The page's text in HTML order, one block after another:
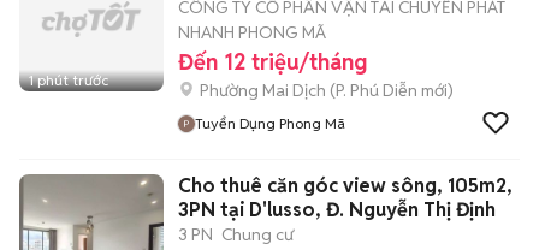
1 phút trước
CÔNG TY CỔ PHẦN VẬN TẢI CHUYỂN PHÁT
NHANH PHONG MÃ
Đến 12 triệu/tháng
Phường Mai Dịch (P. Phú Diễn mới)
Tuyển Dụng Phong Mã
Cho thuê căn góc view sông, 105m2,
3PN tại D'lusso, Đ. Nguyễn Thị Định
3 PN Chung cư